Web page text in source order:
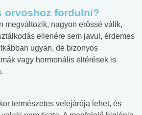
orvoshoz fordulni?
megváltozik, nagyon erőssé válik,
ellenére sem javul, érdemes
ugyan, de bizonyos
vagy hormonális eltérések is
természetes velejárója lehet, és